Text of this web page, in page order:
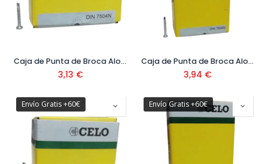
Caja de Punta de Broca Alomada DIN 7504N 3,5 mm
3,13 €
Caja de Punta de Broca Alomada DIN 7504N 3,9 mm
3,94 €
Envío Gratis +60€ Envío Gratis +60€